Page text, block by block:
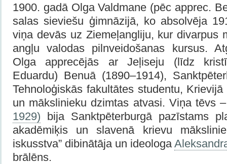
1900. gadā Olga Valdmane (pēc apprec.
salas sieviešu ģimnāzijā, ko absolvēja
viņa devās uz Ziemeļangliju, kur divarpus
angļu valodas pilnveidošanas kursus.
Olga apprecējās ar Jeļiseju (līdz
Eduardu) Benuā (1890–1914),
Tehnoloģiskās fakultātes studentu,
un mākslinieku dzimtas atvasi. Viņa tēvs
1929) bija Sanktpēterburgā pazīstams
akadēmiķis un slavenā krievu
iskusstva” dibinātāja un ideologa
brālēns.